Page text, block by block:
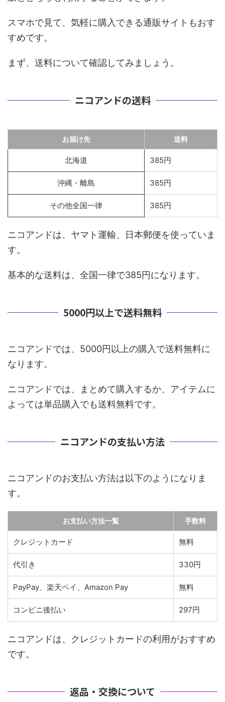
スマホで見て、気軽に購入できる通販サイトもおす
すめです。
まず、送料について確認してみましょう。
ニコアンドの送料
お届け先 送料
北海道 385円
沖縄・離島 385円
その他全国一律 385円
ニコアンドは、ヤマト運輸、日本郵便を使っていま
す。
基本的な送料は、全国一律で385円になります。
5000円以上で送料無料
ニコアンドでは、5000円以上の購入で送料無料に
なります。
ニコアンドでは、まとめて購入するか、アイテムに
よっては単品購入でも送料無料です。
ニコアンドの支払い方法
ニコアンドのお支払い方法は以下のようになりま
す。
お支払い方法一覧 手数料
クレジットカード 無料
代引き 330円
PayPay、楽天ペイ、Amazon Pay 無料
コンビニ後払い 297円
ニコアンドは、クレジットカードの利用がおすすめ
です。
返品・交換について